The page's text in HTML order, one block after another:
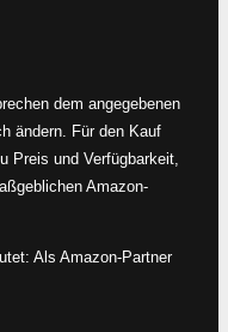
dem angegebenen
ändern. Für den Kauf
Preis und Verfügbarkeit,
Amazon-
Als Amazon-Partner